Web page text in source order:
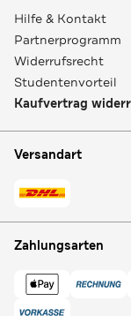
Hilfe & Kontakt
Partnerprogramm
Widerrufsrecht
Studentenvorteil
Kaufvertrag
Versandart
Zahlungsarten